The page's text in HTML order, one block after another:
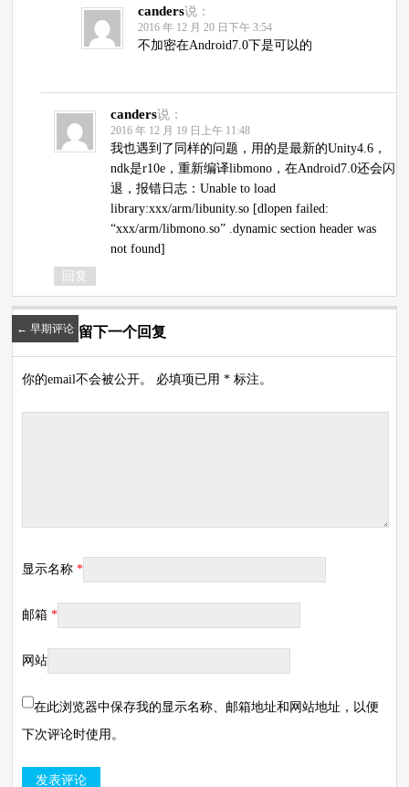
canders说：
2016 年 12 月 20 日下午 3:54
不加密在Android7.0下是可以的
canders说：
2016 年 12 月 19 日上午 11:48
我也遇到了同样的问题，用的是最新的Unity4.6，
ndk是r10e，重新编译libmono，在Android7.0还会闪
退，报错日志：Unable to load
library:xxx/arm/libunity.so [dlopen failed:
“xxx/arm/libmono.so” .dynamic section header was
not found]
回复
← 早期评论 留下一个回复
你的email不会被公开。 必填项已用 * 标注。
显示名称*
邮箱*
网站
在此浏览器中保存我的显示名称、邮箱地址和网站地址，以便
下次评论时使用。